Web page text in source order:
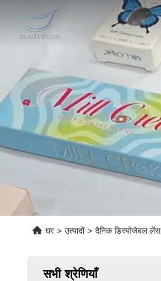
घर > उत्पादों > दैनिक डिस्पोजेबल लेंस
सभी श्रेणियाँ